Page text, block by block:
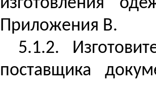
Приложения В.
5.1.2.
поставщика